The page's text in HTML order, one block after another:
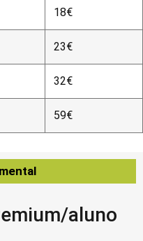
18€
23€
32€
59€
aluno